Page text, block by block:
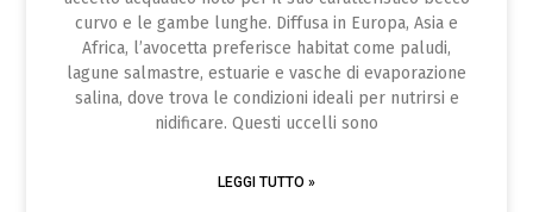
curvo e le gambe lunghe. Diffusa in Europa, Asia e
Africa, l’avocetta preferisce habitat come paludi,
lagune salmastre, estuarie e vasche di evaporazione
salina, dove trova le condizioni ideali per nutrirsi e
nidificare. Questi uccelli sono
LEGGI TUTTO »